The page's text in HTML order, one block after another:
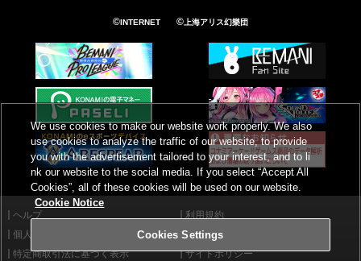
©INTERNET ©上海アリス幻樂団
ヘルプ
利用規約
個人情報等保護方針
外部送信について
特定商取引法に基づく表示
サイトポリシー
We use cookies to make our website work properly. We also
use cookies to analyze the traffic of our website, to provide
you with the advertisement tailored to your interest, and to li
nk our website to the social media. If you select “Accept All
Cookies”, all of these cookies will be used on our website.
Cookie Notice
Cookies Settings